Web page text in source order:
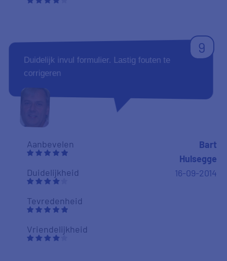
9
Duidelijk invul formulier. Lastig fouten te
corrigeren
Aanbevelen
Duidelijkheid
Tevredenheid
Vriendelijkheid
Bart
Hulsegge
16-09-2014